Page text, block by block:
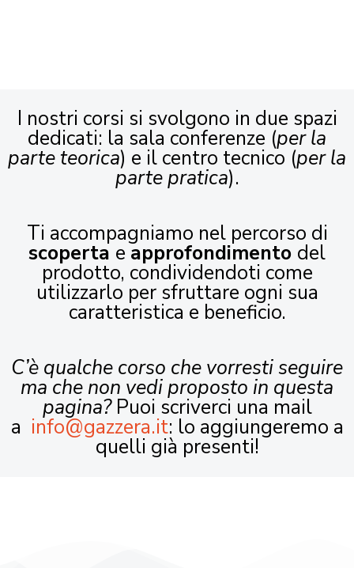
I nostri corsi si svolgono in due spazi
dedicati: la sala conferenze (per la
parte teorica) e il centro tecnico (per la
parte pratica).
Ti accompagniamo nel percorso di
scoperta e approfondimento del
prodotto, condividendoti come
utilizzarlo per sfruttare ogni sua
caratteristica e beneficio.
C’è qualche corso che vorresti seguire
ma che non vedi proposto in questa
pagina?Puoi scriverci una mail
a info@gazzera.it: lo aggiungeremo a
quelli già presenti!